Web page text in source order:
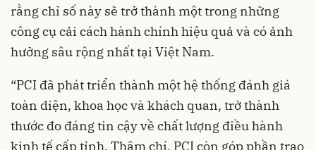
rằng chỉ số này sẽ trở thành một trong những
công cụ cải cách hành chính hiệu quả và có ảnh
hưởng sâu rộng nhất tại Việt Nam.
“PCI đã phát triển thành một hệ thống đánh giá
toàn diện, khoa học và khách quan, trở thành
thước đo đáng tin cậy về chất lượng điều hành
kinh tế cấp tỉnh. Thậm chí, PCI còn góp phần trao